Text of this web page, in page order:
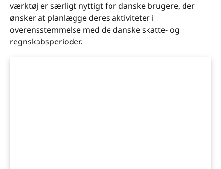
værktøj er særligt nyttigt for danske brugere, der
ønsker at planlægge deres aktiviteter i
overensstemmelse med de danske skatte- og
regnskabsperioder.